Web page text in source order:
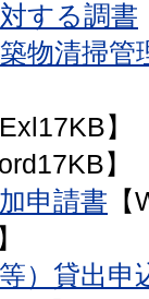
する調書
物清掃
Exl17KB】
KB】
申請書
）貸出申